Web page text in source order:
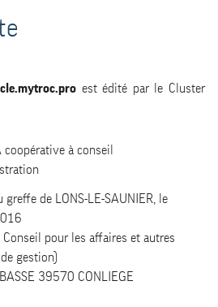
est édité par le Cluster
coopérative à conseil
greffe de LONS-LE-SAUNIER, le
Conseil pour les affaires et autres
gestion)
39570 CONLIEGE